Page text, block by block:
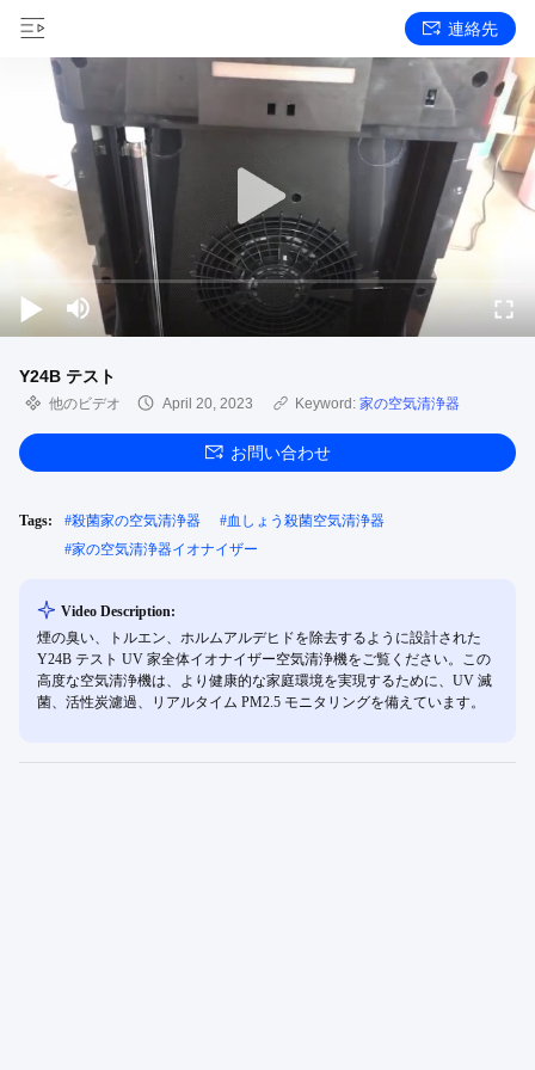
連絡先
Y24B テスト
他のビデオ April 20, 2023 Keyword: 家の空気清浄器
お問い合わせ
Tags: #殺菌家の空気清浄器 #血しょう殺菌空気清浄器
#家の空気清浄器イオナイザー
Video Description:
煙の臭い、トルエン、ホルムアルデヒドを除去するように設計された
Y24B テスト UV 家全体イオナイザー空気清浄機をご覧ください。この
高度な空気清浄機は、より健康的な家庭環境を実現するために、UV 滅
菌、活性炭濾過、リアルタイム PM2.5 モニタリングを備えています。